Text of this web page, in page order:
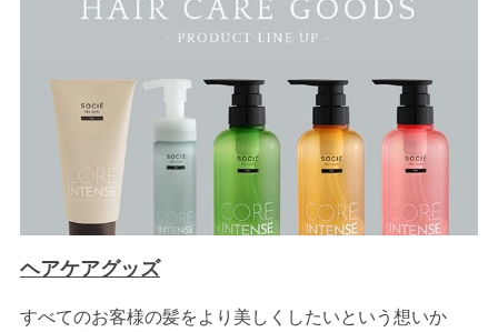
ヘアケアグッズ
すべてのお客様の髪をより美しくしたいという想いか